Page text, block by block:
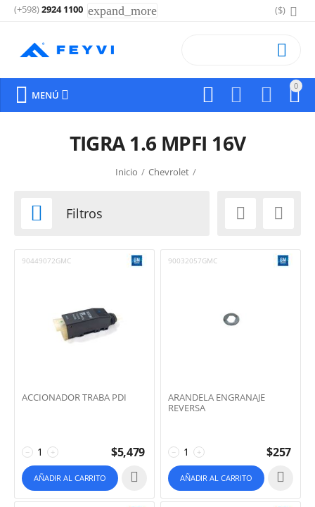
($)
(+598)2924 1100 expand_more
0

 


 MENÚ 
TIGRA 1.6 MPFI 16V
Inicio / Chevrolet /
 Filtros  
90449072GMC
ACCIONADOR TRABA PDI
+
− $5,479
AÑADIR AL CARRITO
90032057GMC
ARANDELA ENGRANAJE
REVERSA
+
− $257
AÑADIR AL CARRITO